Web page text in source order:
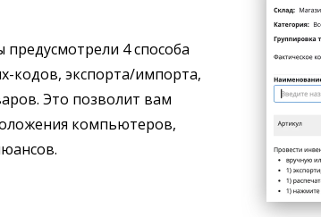
4 способа
кодов, экспорта/импорта,
Это позволит вам
компьютеров,